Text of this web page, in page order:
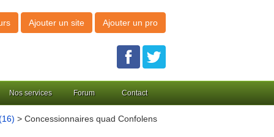
Ajouter un site Ajouter un pro
Nos services Forum Contact
> Concessionnaires quad Confolens